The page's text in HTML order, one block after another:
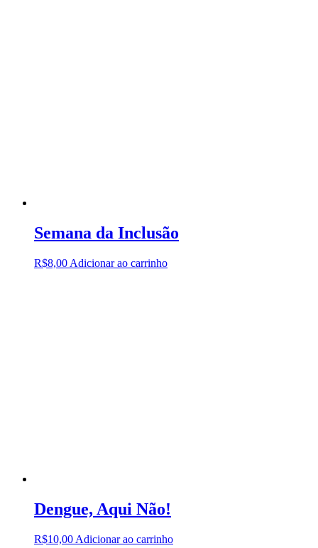
Semana da Inclusão
R$8,00 Adicionar ao carrinho
Dengue, Aqui Não!
R$10,00 Adicionar ao carrinho